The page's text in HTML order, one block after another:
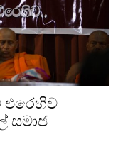
එරෙහිව
සමාජ